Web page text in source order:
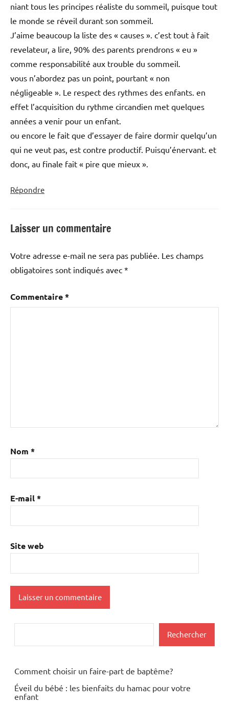
niant tous les principes réaliste du sommeil, puisque tout
le monde se réveil durant son sommeil.
J’aime beaucoup la liste des « causes ». c’est tout à fait
revelateur, a lire, 90% des parents prendrons « eu »
comme responsabilité aux trouble du sommeil.
vous n’abordez pas un point, pourtant « non
négligeable ». Le respect des rythmes des enfants. en
effet l’acquisition du rythme circandien met quelques
années a venir pour un enfant.
ou encore le fait que d’essayer de faire dormir quelqu’un
qui ne veut pas, est contre productif. Puisqu’énervant. et
donc, au finale fait « pire que mieux ».
Répondre
Laisser un commentaire
Votre adresse e-mail ne sera pas publiée. Les champs
obligatoires sont indiqués avec *
Commentaire*
Nom *
E-mail*
Site web
Rechercher
Comment choisir un faire-part de baptême?
Éveil du bébé : les bienfaits du hamac pour votre
enfant